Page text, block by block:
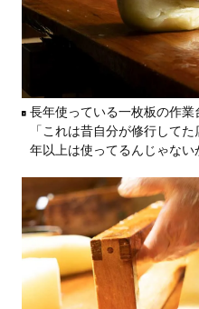
長年使っている一枚板の作業
「これは昔自分が修行して
年以上は使ってるんじゃない